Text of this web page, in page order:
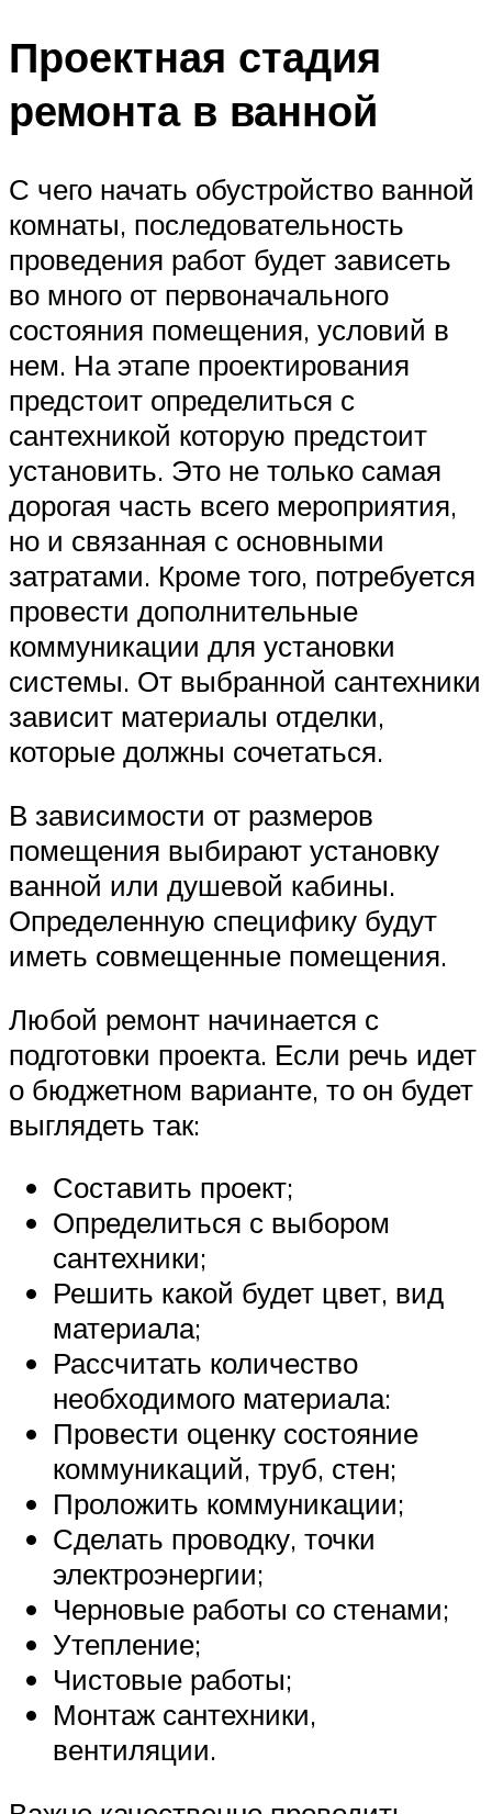
Проектная стадия
ремонта в ванной
С чего начать обустройство ванной
комнаты, последовательность
проведения работ будет зависеть
во много от первоначального
состояния помещения, условий в
нем. На этапе проектирования
предстоит определиться с
сантехникой которую предстоит
установить. Это не только самая
дорогая часть всего мероприятия,
но и связанная с основными
затратами. Кроме того, потребуется
провести дополнительные
коммуникации для установки
системы. От выбранной сантехники
зависит материалы отделки,
которые должны сочетаться.
В зависимости от размеров
помещения выбирают установку
ванной или душевой кабины.
Определенную специфику будут
иметь совмещенные помещения.
Любой ремонт начинается с
подготовки проекта. Если речь идет
о бюджетном варианте, то он будет
выглядеть так:
Составить проект;
Определиться с выбором
сантехники;
Решить какой будет цвет, вид
материала;
Рассчитать количество
необходимого материала:
Провести оценку состояние
коммуникаций, труб, стен;
Проложить коммуникации;
Сделать проводку, точки
электроэнергии;
Черновые работы со стенами;
Утепление;
Чистовые работы;
Монтаж сантехники,
вентиляции.